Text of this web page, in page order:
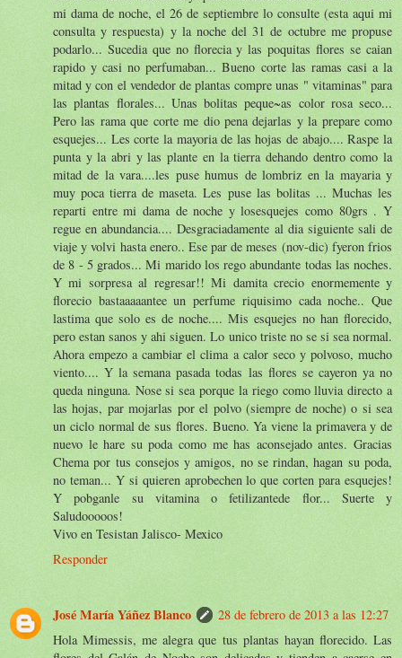
mi dama de noche, el 26 de septiembre lo consulte (esta aqui mi
consulta y respuesta) y la noche del 31 de octubre me propuse
podarlo... Sucedia que no florecia y las poquitas flores se caian
rapido y casi no perfumaban... Bueno corte las ramas casi a la
mitad y con el vendedor de plantas compre unas " vitaminas" para
las plantas florales... Unas bolitas peque~as color rosa seco...
Pero las rama que corte me dio pena dejarlas y la prepare como
esquejes... Les corte la mayoria de las hojas de abajo.... Raspe la
punta y la abri y las plante en la tierra dehando dentro como la
mitad de la vara....les puse humus de lombriz en la mayaria y
muy poca tierra de maseta. Les puse las bolitas ... Muchas les
reparti entre mi dama de noche y losesquejes como 80grs . Y
regue en abundancia.... Desgraciadamente al dia siguiente sali de
viaje y volvi hasta enero.. Ese par de meses (nov-dic) fyeron frios
de 8 - 5 grados... Mi marido los rego abundante todas las noches.
Y mi sorpresa al regresar!! Mi damita crecio enormemente y
florecio bastaaaaantee un perfume riquisimo cada noche.. Que
lastima que solo es de noche.... Mis esquejes no han florecido,
pero estan sanos y ahi siguen. Lo unico triste no se si sea normal.
Ahora empezo a cambiar el clima a calor seco y polvoso, mucho
viento.... Y la semana pasada todas las flores se cayeron ya no
queda ninguna. Nose si sea porque la riego como lluvia directo a
las hojas, par mojarlas por el polvo (siempre de noche) o si sea
un ciclo normal de sus flores. Bueno. Ya viene la primavera y de
nuevo le hare su poda como me has aconsejado antes. Gracias
Chema por tus consejos y amigos, no se rindan, hagan su poda,
no teman... Y si quieren aprobechen lo que corten para esquejes!
Y pobganle su vitamina o fetilizantede flor... Suerte y
Saludooooos!
Vivo en Tesistan Jalisco- Mexico
Responder
José María Yáñez Blanco
28 de febrero de 2013 a las 12:27
Hola Mimessis, me alegra que tus plantas hayan florecido. Las